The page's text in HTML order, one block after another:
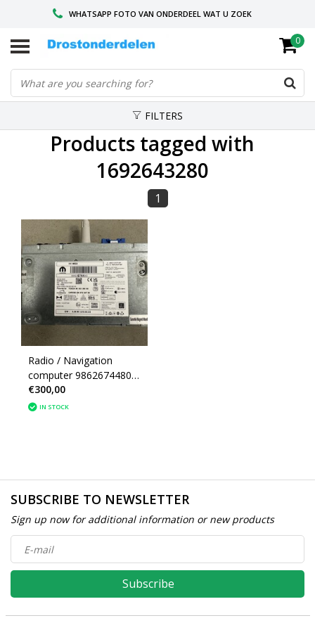
WHATSAPP FOTO VAN ONDERDEEL WAT U ZOEK
VOOR 16.00 BESTELD, VANDAAG VERZONDEN
GESPECIALISEERD PEUGEOT
0
FILTERS
Products tagged with
1692643280
1
Radio / Navigation
computer 9862674480
Peugeot 208II
1692643280
€300,00
IN STOCK
SUBSCRIBE TO NEWSLETTER
Sign up now for additional information or new products
Subscribe